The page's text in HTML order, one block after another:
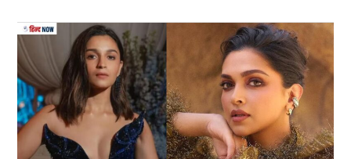
Friendship Day 2025
1. एम एस धोनी- सुरेश रैना
Next Article